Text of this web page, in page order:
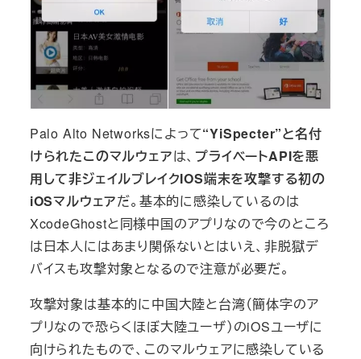
Palo Alto Networksによって“YiSpecter”と名付
けられたこのマルウェアは、 プライベートAPIを悪
用して非ジェイルブレイクIOS端末を攻撃する初の
iOSマルウェアだ。基本的に感染しているのは
XcodeGhostと同様中国のアプリなので今のところ
は日本人にはあまり関係ないとはいえ、非脱獄デ
バイスも攻撃対象となるので注意が必要だ。
攻撃対象は基本的に中国大陸と台湾（簡体字のア
プリなので恐らくほぼ大陸ユーザ）のiOSユーザに
向けられたもので、このマルウェアに感染している